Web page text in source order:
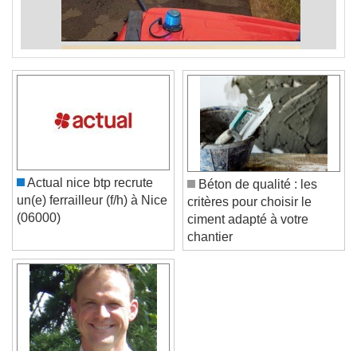
Actual nice btp recrute
un(e) ferrailleur (f/h) à Nice
Béton de qualité : les
critères pour choisir le
ciment adapté à votre
chantier